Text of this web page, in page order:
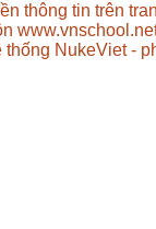
thông tin trên
NukeViet -